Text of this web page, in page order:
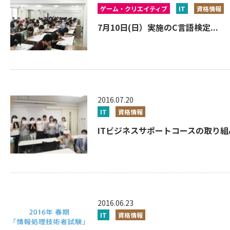
ゲーム・クリエイティブ IT 資格情報
7月10日(日）実施のC言語検定...
2016.07.20
IT 資格情報
ITビジネスサポートコースの取り
2016.06.23
IT 資格情報